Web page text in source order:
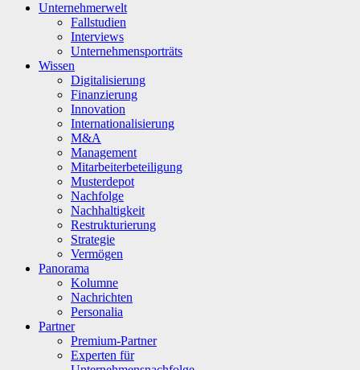
Unternehmerwelt
Fallstudien
Interviews
Unternehmensporträts
Wissen
Digitalisierung
Finanzierung
Innovation
Internationalisierung
M&A
Management
Mitarbeiterbeteiligung
Musterdepot
Nachfolge
Nachhaltigkeit
Restrukturierung
Strategie
Vermögen
Panorama
Kolumne
Nachrichten
Personalia
Partner
Premium-Partner
Experten für